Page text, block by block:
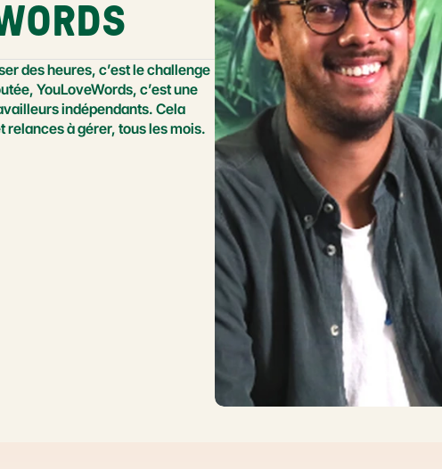
des heures, c’est le challenge
YouLoveWords, c’est une
indépendants. Cela
à gérer, tous les mois.